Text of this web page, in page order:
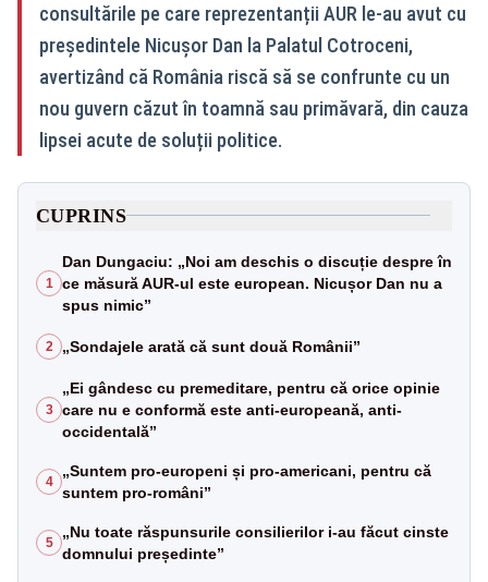
consultările pe care reprezentanții AUR le-au avut cu
președintele Nicușor Dan la Palatul Cotroceni,
avertizând că România riscă să se confrunte cu un
nou guvern căzut în toamnă sau primăvară, din cauza
lipsei acute de soluții politice.
CUPRINS
1
Dan Dungaciu: „Noi am deschis o discuție despre în
ce măsură AUR-ul este european. Nicușor Dan nu a
spus nimic”
2 „Sondajele arată că sunt două Românii”
3
„Ei gândesc cu premeditare, pentru că orice opinie
care nu e conformă este anti-europeană, anti-
occidentală”
4
„Suntem pro-europeni și pro-americani, pentru că
suntem pro-români”
5
„Nu toate răspunsurile consilierilor i-au făcut cinste
domnului președinte”